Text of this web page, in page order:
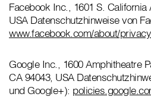
Facebook Inc., 1601 S. California
USA Datenschutzhinweise von
www.facebook.com/about/
Google Inc., 1600 Amphitheatre
CA 94043, USA
und Google+):